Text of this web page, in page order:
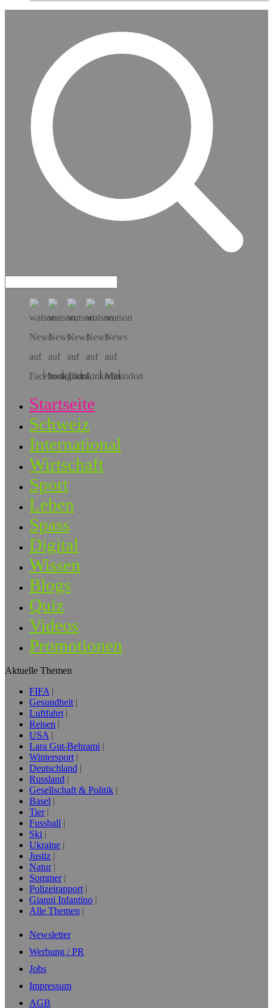
Hol dir die App!
Startseite
Schweiz
International
Wirtschaft
Sport
Leben
Spass
Digital
Wissen
Blogs
Quiz
Videos
Promotionen
Aktuelle Themen
FIFA
Gesundheit
Luftfahrt
Reisen
USA
Lara Gut-Behrami
Wintersport
Deutschland
Russland
Gesellschaft & Politik
Basel
Tier
Fussball
Ski
Ukraine
Justiz
Natur
Sommer
Polizeirapport
Gianni Infantino
Alle Themen
Newsletter
Werbung / PR
Jobs
Impressum
AGB